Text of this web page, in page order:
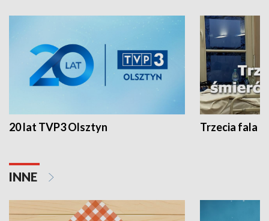
20 lat TVP3 Olsztyn Trzecia fala -
INNE